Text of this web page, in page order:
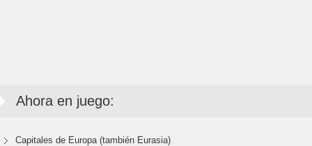
Ahora en juego:
Capitales de Europa (también Eurasia)